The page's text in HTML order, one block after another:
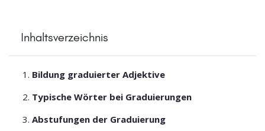
Inhaltsverzeichnis
Bildung graduierter Adjektive
Typische Wörter bei Graduierungen
Abstufungen der Graduierung